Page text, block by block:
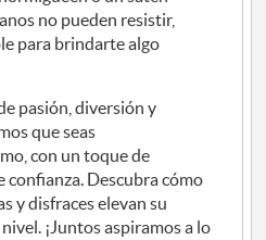
no pueden resistir,
para brindarte algo
pasión, diversión y
que seas
con un toque de
confianza. Descubra cómo
y disfraces elevan su
¡Juntos aspiramos a lo